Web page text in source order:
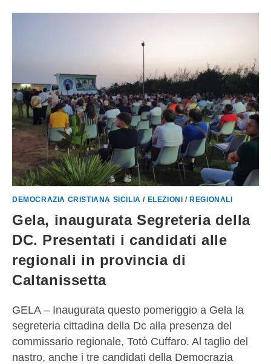
DEMOCRAZIA CRISTIANA SICILIA / ELEZIONI /REGIONALI
Gela, inaugurata Segreteria della
DC. Presentati i candidati alle
regionali in provincia di
Caltanissetta
GELA – Inaugurata questo pomeriggio a Gela la
segreteria cittadina della Dc alla presenza del
commissario regionale, Totò Cuffaro. Al taglio del
nastro, anche i tre candidati della Democrazia